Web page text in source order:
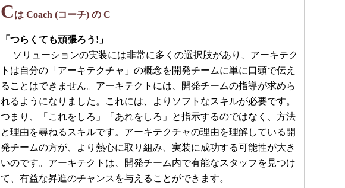
Cは Coach (コーチ) の C
「つらくても頑張ろう!」
ソリューションの実装には非常に多くの選択肢があり、アーキテク
トは自分の「アーキテクチャ」の概念を開発チームに単に口頭で伝え
ることはできません。アーキテクトには、開発チームの指導が求めら
れるようになりました。これには、よりソフトなスキルが必要です。
つまり、「これをしろ」「あれをしろ」と指示するのではなく、方法
と理由を尋ねるスキルです。アーキテクチャの理由を理解している開
発チームの方が、より熱心に取り組み、実装に成功する可能性が大き
いのです。アーキテクトは、開発チーム内で有能なスタッフを見つけ
て、有益な昇進のチャンスを与えることができます。